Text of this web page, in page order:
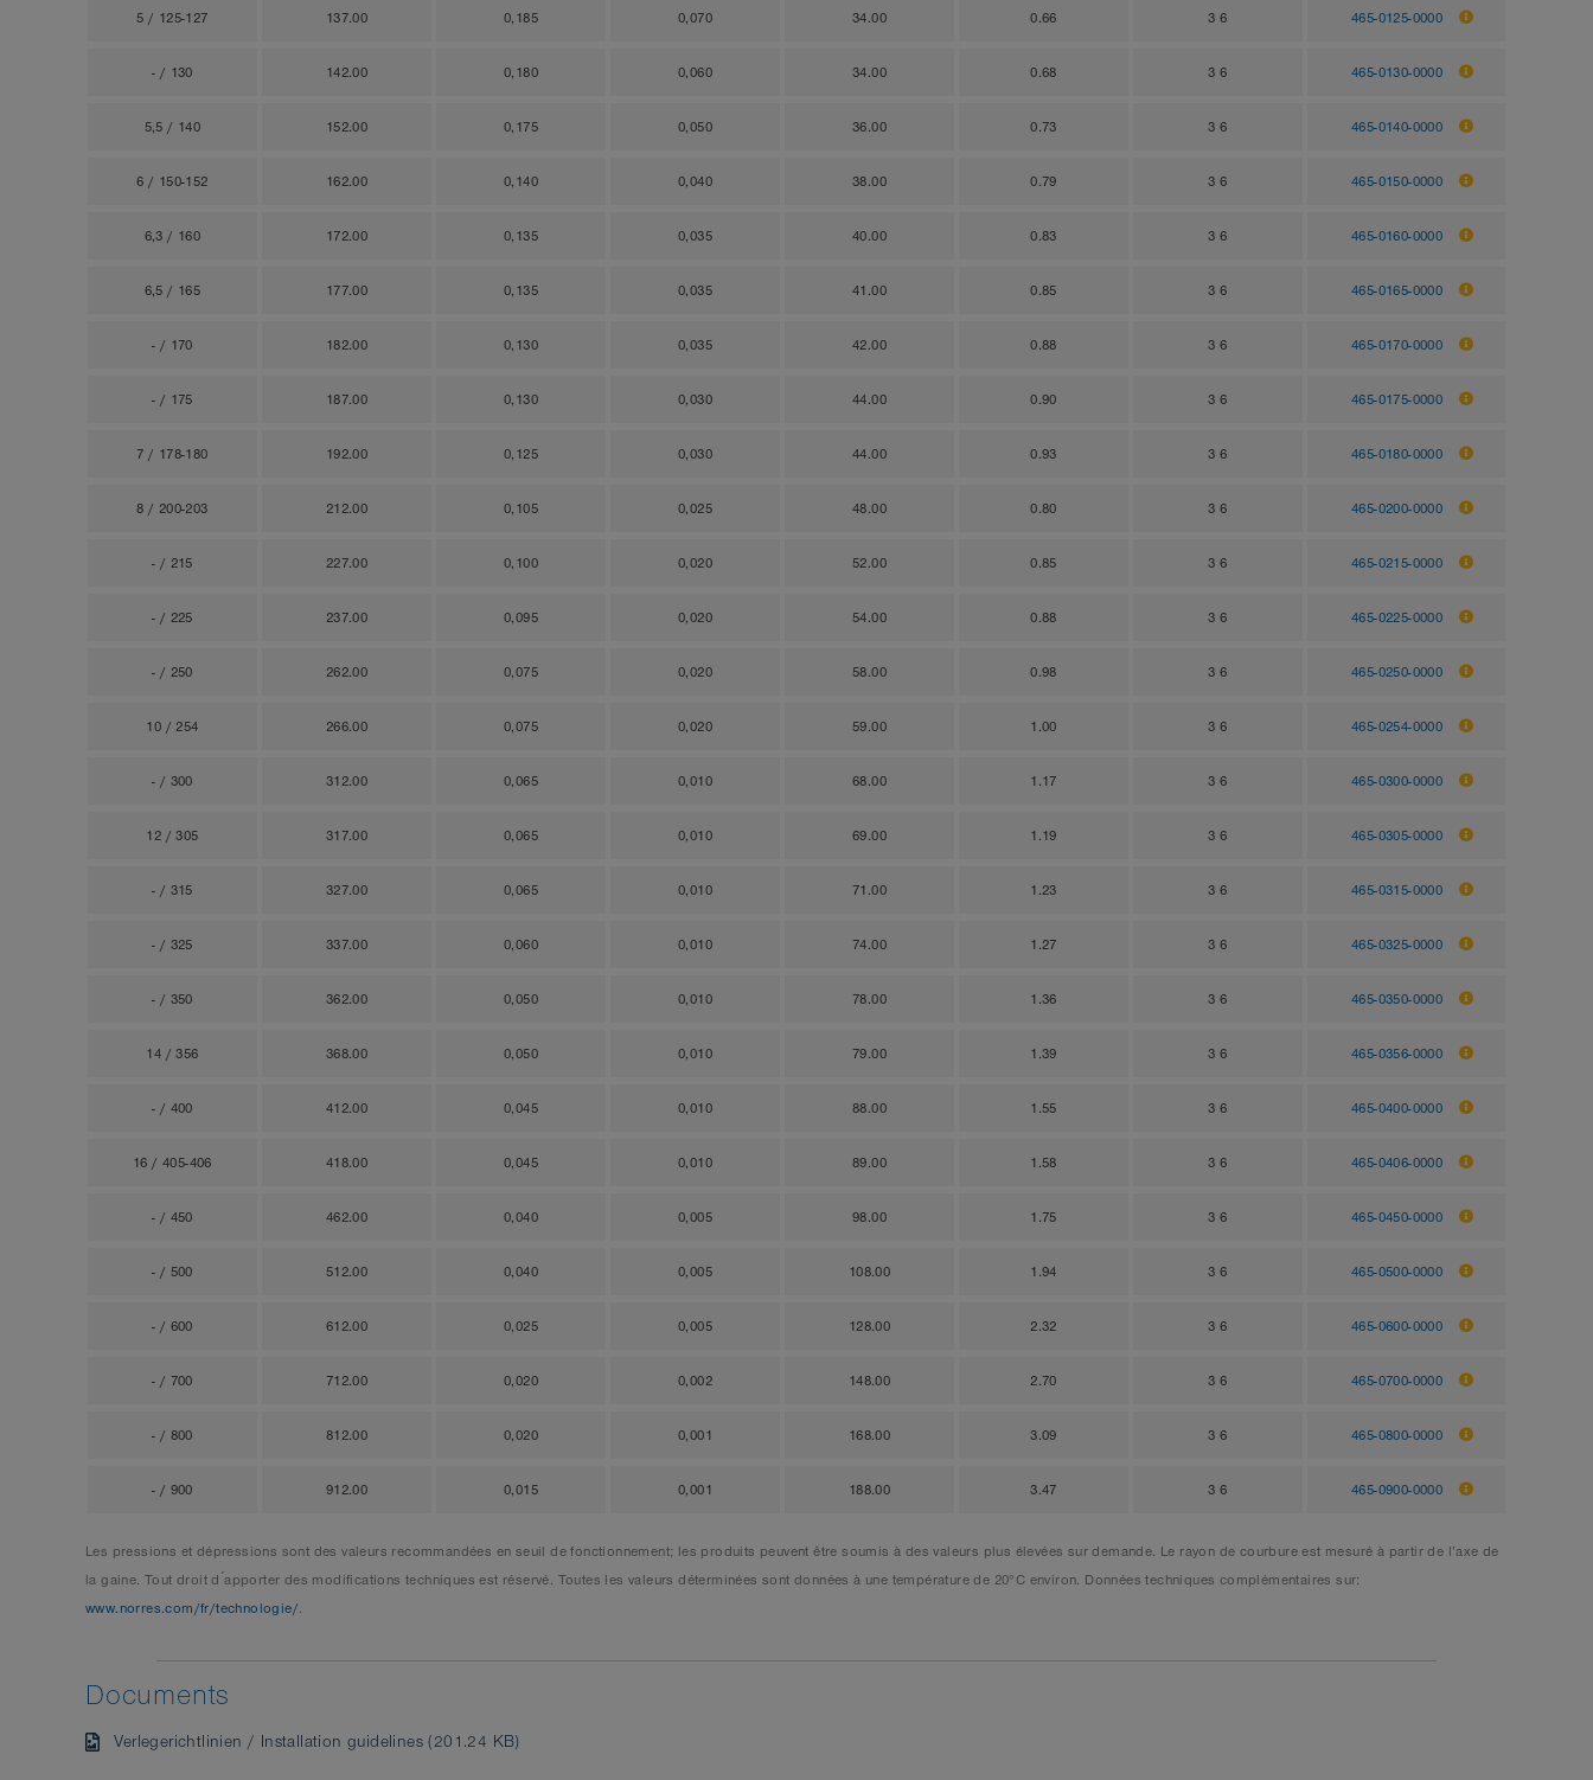
5 / 125-127 137.00 0,185 0,070 34.00 0.66 3 6 465-0125-0000
- / 130 142.00 0,180 0,060 34.00 0.68 3 6 465-0130-0000
5,5 / 140 152.00 0,175 0,050 36.00 0.73 3 6 465-0140-0000
6 / 150-152 162.00 0,140 0,040 38.00 0.79 3 6 465-0150-0000
6,3 / 160 172.00 0,135 0,035 40.00 0.83 3 6 465-0160-0000
6,5 / 165 177.00 0,135 0,035 41.00 0.85 3 6 465-0165-0000
- / 170 182.00 0,130 0,035 42.00 0.88 3 6 465-0170-0000
- / 175 187.00 0,130 0,030 44.00 0.90 3 6 465-0175-0000
7 / 178-180 192.00 0,125 0,030 44.00 0.93 3 6 465-0180-0000
8 / 200-203 212.00 0,105 0,025 48.00 0.80 3 6 465-0200-0000
- / 215 227.00 0,100 0,020 52.00 0.85 3 6 465-0215-0000
- / 225 237.00 0,095 0,020 54.00 0.88 3 6 465-0225-0000
- / 250 262.00 0,075 0,020 58.00 0.98 3 6 465-0250-0000
10 / 254 266.00 0,075 0,020 59.00 1.00 3 6 465-0254-0000
- / 300 312.00 0,065 0,010 68.00 1.17 3 6 465-0300-0000
12 / 305 317.00 0,065 0,010 69.00 1.19 3 6 465-0305-0000
- / 315 327.00 0,065 0,010 71.00 1.23 3 6 465-0315-0000
- / 325 337.00 0,060 0,010 74.00 1.27 3 6 465-0325-0000
- / 350 362.00 0,050 0,010 78.00 1.36 3 6 465-0350-0000
14 / 356 368.00 0,050 0,010 79.00 1.39 3 6 465-0356-0000
- / 400 412.00 0,045 0,010 88.00 1.55 3 6 465-0400-0000
16 / 405-406 418.00 0,045 0,010 89.00 1.58 3 6 465-0406-0000
- / 450 462.00 0,040 0,005 98.00 1.75 3 6 465-0450-0000
- / 500 512.00 0,040 0,005 108.00 1.94 3 6 465-0500-0000
- / 600 612.00 0,025 0,005 128.00 2.32 3 6 465-0600-0000
- / 700 712.00 0,020 0,002 148.00 2.70 3 6 465-0700-0000
- / 800 812.00 0,020 0,001 168.00 3.09 3 6 465-0800-0000
- / 900 912.00 0,015 0,001 188.00 3.47 3 6 465-0900-0000
Les pressions et dépressions sont des valeurs recommandées en seuil de fonctionnement; les produits peuvent être soumis à des valeurs plus élevées sur demande. Le rayon de courbure est mesuré à partir de l’axe de
la gaine. Tout droit d ́apporter des modifications techniques est réservé. Toutes les valeurs déterminées sont données à une température de 20°C environ. Données techniques complémentaires sur:
www.norres.com/fr/technologie/.
Documents
Verlegerichtlinien / Installation guidelines (201.24 KB)